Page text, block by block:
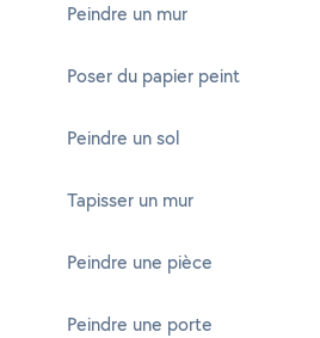
Peindre un mur
Poser du papier peint
Peindre un sol
Tapisser un mur
Peindre une pièce
Peindre une porte